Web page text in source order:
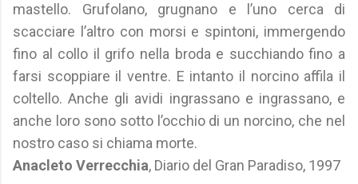
mastello. Grufolano, grugnano e l’uno cerca di
scacciare l’altro con morsi e spintoni, immergendo
fino al collo il grifo nella broda e succhiando fino a
farsi scoppiare il ventre. E intanto il norcino affila il
coltello. Anche gli avidi ingrassano e ingrassano, e
anche loro sono sotto l’occhio di un norcino, che nel
nostro caso si chiama morte.
Anacleto Verrecchia, Diario del Gran Paradiso, 1997